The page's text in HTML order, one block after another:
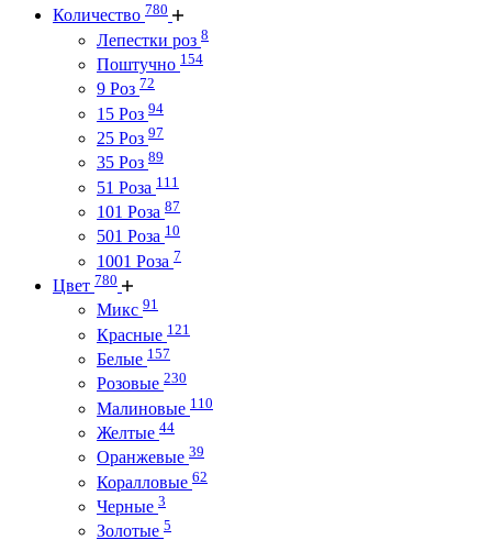
Количество 780
Лепестки роз 8
Поштучно 154
9 Роз 72
15 Роз 94
25 Роз 97
35 Роз 89
51 Роза 111
101 Роза 87
501 Роза 10
1001 Роза 7
Цвет 780
Микс 91
Красные 121
Белые 157
Розовые 230
Малиновые 110
Желтые 44
Оранжевые 39
Коралловые 62
Черные 3
Золотые 5